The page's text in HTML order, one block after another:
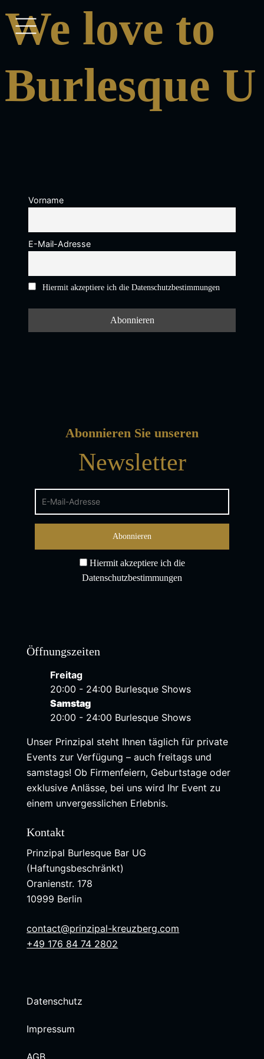
We love to
Burlesque U
Vorname
E-Mail-Adresse
Hiermit akzeptiere ich die Datenschutzbestimmungen
Abonnieren Sie unseren
Newsletter
Hiermit akzeptiere ich die
Datenschutzbestimmungen
Öffnungszeiten
Freitag
20:00 - 24:00 Burlesque Shows
Samstag
20:00 - 24:00 Burlesque Shows
Unser Prinzipal steht Ihnen täglich für private
Events zur Verfügung – auch freitags und
samstags! Ob Firmenfeiern, Geburtstage oder
exklusive Anlässe, bei uns wird Ihr Event zu
einem unvergesslichen Erlebnis.
Kontakt
Prinzipal Burlesque Bar UG
(Haftungsbeschränkt)
Oranienstr. 178
10999 Berlin
contact@prinzipal-kreuzberg.com
+49 176 84 74 2802
Datenschutz
Impressum